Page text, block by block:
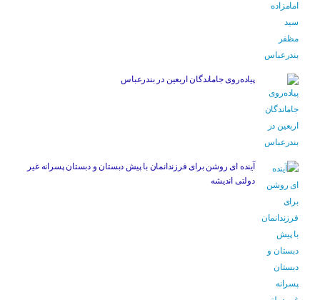
پیاده‌روی جاماندگان اربعین در بندرعباس
آینده ای روشن برای فرزندانمان با پیش دبستان و دبستان پسرانه غیر
دولتی اندیشه